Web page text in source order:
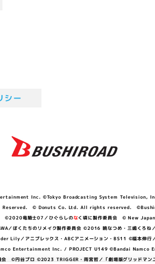
シー
Inc. ©Tokyo Broadcasting System Television,
Reserved. © Donuts Co. Ltd. All rights reserved.
©2020竜騎士07／ひぐらしのなく頃に製作委員会 © New
たちのリメイク製作委員会 ©2016 暁なつめ・三嶋くろね／
／アニプレックス・ABCアニメーション・BS11 ©福本伸
Entertainment Inc. / PROJECT U149 ©Bandai
会 ©円谷プロ ©2023 TRIGGER・雨宮哲／「劇場版グリッドマン